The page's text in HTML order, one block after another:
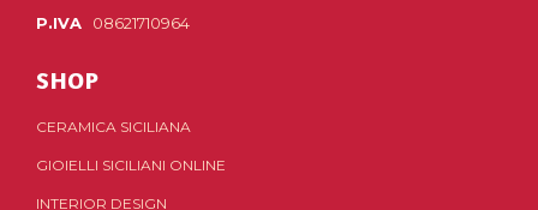
P.IVA 08621710964
SHOP
CERAMICA SICILIANA
GIOIELLI SICILIANI ONLINE
INTERIOR DESIGN